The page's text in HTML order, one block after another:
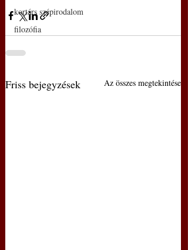
kortárs szépirodalom
filozófia
Friss bejegyzések Az összes megtekintése